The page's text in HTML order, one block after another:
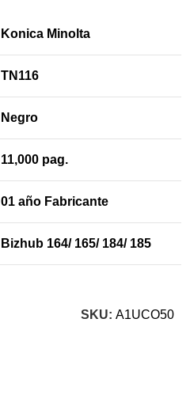
Konica Minolta
TN116
Negro
11,000 pag.
01 año Fabricante
Bizhub 164/ 165/ 184/ 185
SKU: A1UCO50